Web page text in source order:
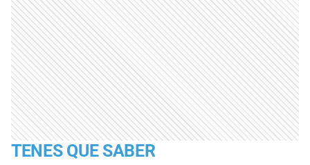
TENES QUE SABER